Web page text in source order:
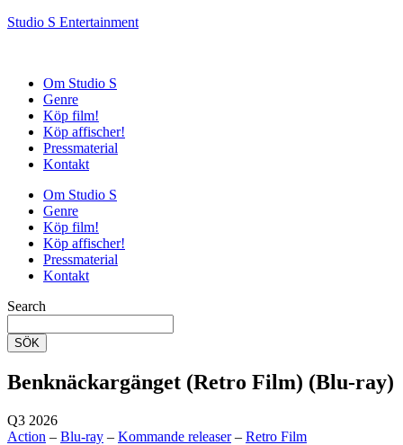
Studio S Entertainment
Om Studio S
Genre
Köp film!
Köp affischer!
Pressmaterial
Kontakt
Om Studio S
Genre
Köp film!
Köp affischer!
Pressmaterial
Kontakt
Search
SÖK
Benknäckargänget (Retro Film) (Blu-ray)
Q3 2026
Action – Blu-ray – Kommande releaser– Retro Film